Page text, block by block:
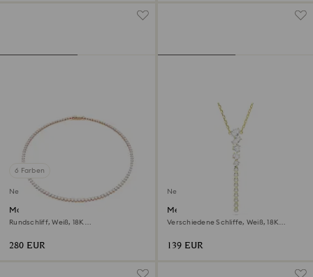
6 Farben
Neu
Matrix Tennis Halskette
Rundschliff, Weiß, 18K
280 EUR
Neu
Mesmera Y-Halskette
Verschiedene Schliffe, Weiß, 18K
139 EUR